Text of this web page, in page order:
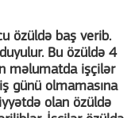
özüldə baş verib.
Bu özüldə 4
məlumatda işçilər
günü olmamasına
olan özüldə